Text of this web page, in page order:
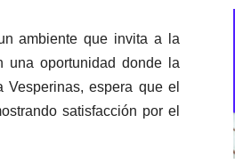
ambiente que invita a la
una oportunidad donde la
espera que el
satisfacción por el